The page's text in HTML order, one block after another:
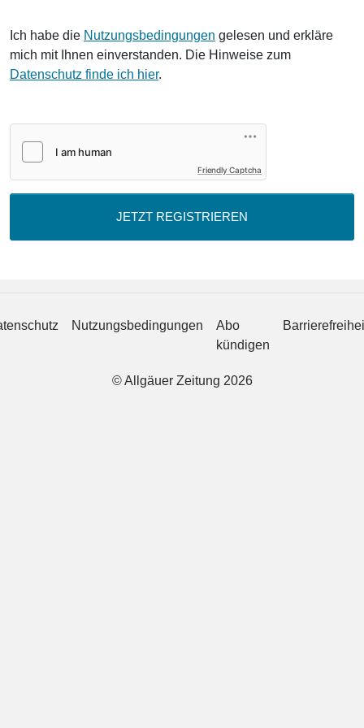
Ich habe die Nutzungsbedingungen gelesen und erkläre
mich mit Ihnen einverstanden. Die Hinweise zum
Datenschutz finde ich hier.
Friendly Captcha
JETZT REGISTRIEREN
Nutzungsbedingungen
Abo
kündigen
© Allgäuer Zeitung 2026